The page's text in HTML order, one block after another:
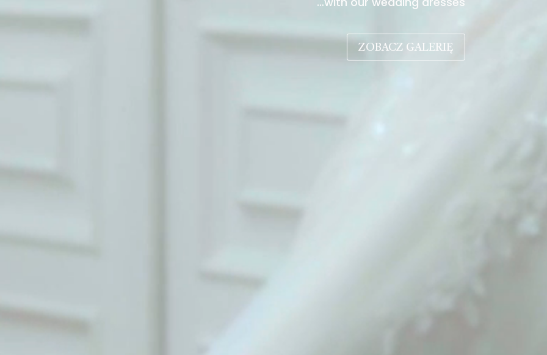
ZOBACZ GALERIĘ